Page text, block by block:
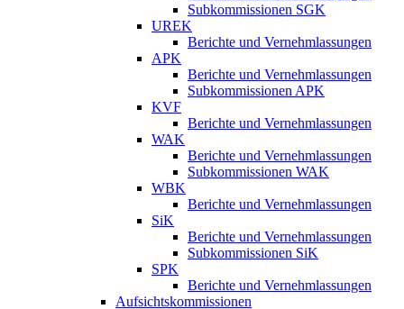
Subkommissionen SGK
UREK
Berichte und Vernehmlassungen
APK
Berichte und Vernehmlassungen
Subkommissionen APK
KVF
Berichte und Vernehmlassungen
WAK
Berichte und Vernehmlassungen
Subkommissionen WAK
WBK
Berichte und Vernehmlassungen
SiK
Berichte und Vernehmlassungen
Subkommissionen SiK
SPK
Berichte und Vernehmlassungen
Aufsichtskommissionen